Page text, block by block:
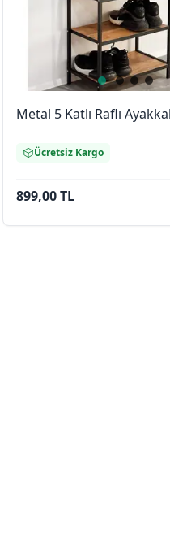
Metal 5 Katlı Raflı
Ücretsiz Kargo
899,00 TL